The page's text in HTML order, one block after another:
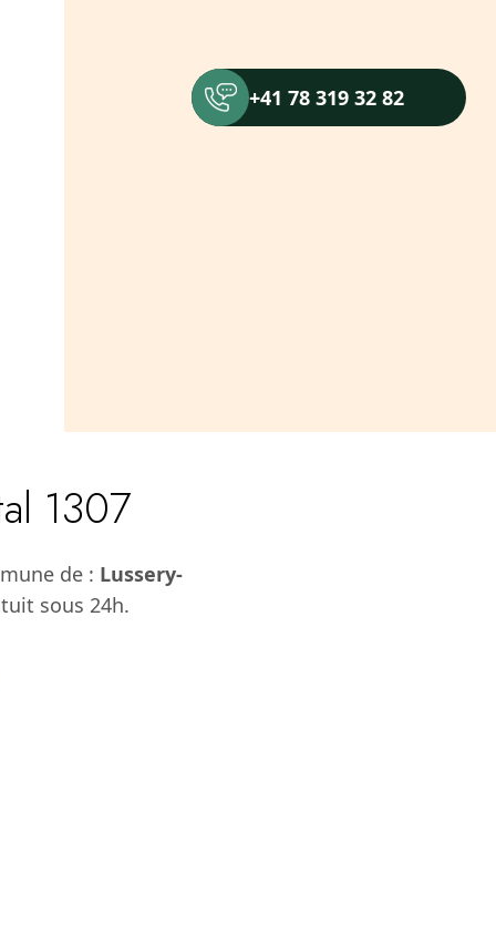
+41 78 319 32 82
1307
de : Lussery-
sous 24h.